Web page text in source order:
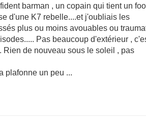
barman , un copain qui tient un
d'une K7 rebelle....et j'oubliais les
plus ou moins avouables ou
Pas beaucoup d'extérieur ,
Rien de nouveau sous le soleil , pas
plafonne un peu ...